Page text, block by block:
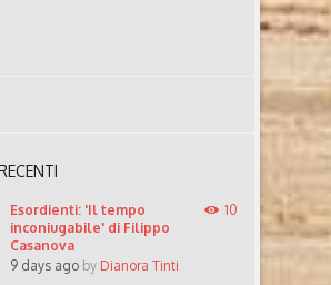
Esordienti: 'Il tempo
inconiugabile' di Filippo
Casanova
9 days ago by Dianora Tinti
10